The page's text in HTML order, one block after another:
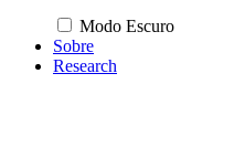
Modo Escuro
Sobre
Research